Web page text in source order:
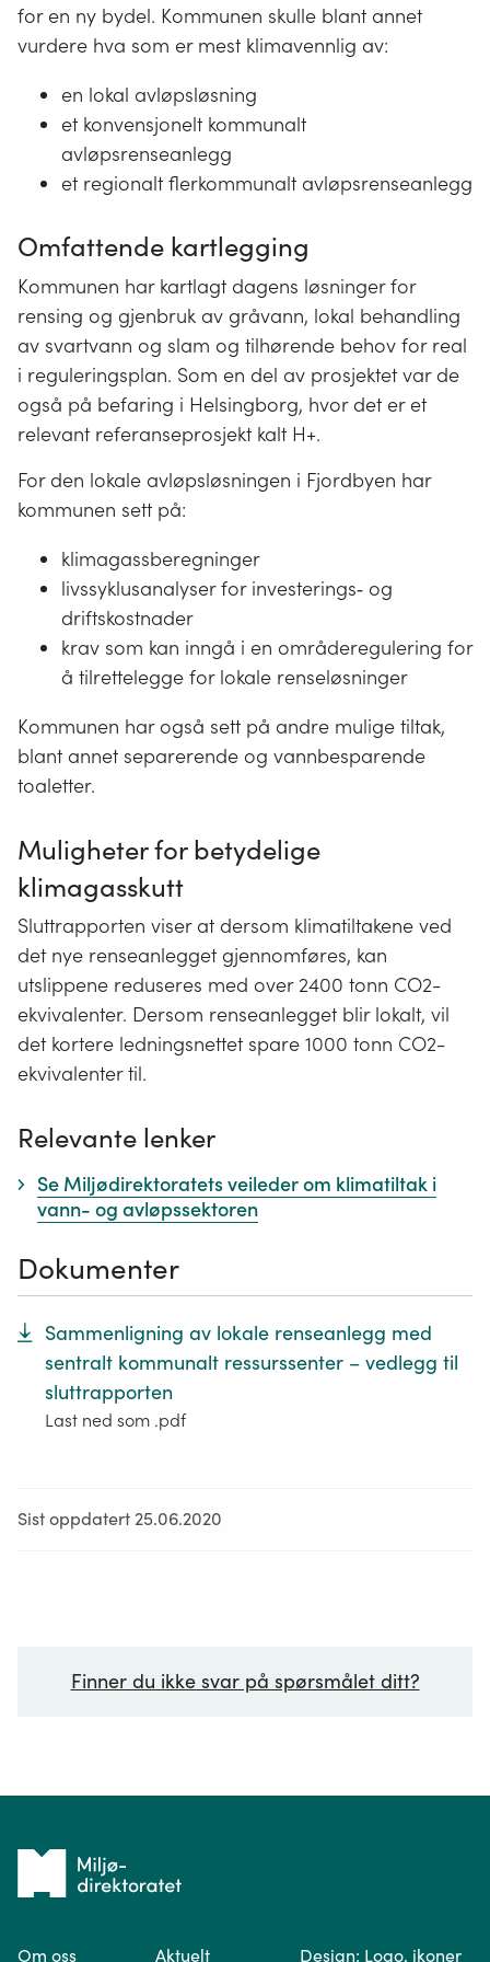
for en ny bydel. Kommunen skulle blant annet
vurdere hva som er mest klimavennlig av:
en lokal avløpsløsning
et konvensjonelt kommunalt
avløpsrenseanlegg
et regionalt flerkommunalt avløpsrenseanlegg
Omfattende kartlegging
Kommunen har kartlagt dagens løsninger for
rensing og gjenbruk av gråvann, lokal behandling
av svartvann og slam og tilhørende behov for real
i reguleringsplan. Som en del av prosjektet var de
også på befaring i Helsingborg, hvor det er et
relevant referanseprosjekt kalt H+.
For den lokale avløpsløsningen i Fjordbyen har
kommunen sett på:
klimagassberegninger
livssyklusanalyser for investerings‐ og
driftskostnader
krav som kan inngå i en områderegulering for
å tilrettelegge for lokale renseløsninger
Kommunen har også sett på andre mulige tiltak,
blant annet separerende og vannbesparende
toaletter.
Muligheter for betydelige
klimagasskutt
Sluttrapporten viser at dersom klimatiltakene ved
det nye renseanlegget gjennomføres, kan
utslippene reduseres med over 2400 tonn CO2-
ekvivalenter. Dersom renseanlegget blir lokalt, vil
det kortere ledningsnettet spare 1000 tonn CO2-
ekvivalenter til.
Relevante lenker
Se Miljødirektoratets veileder om klimatiltak i
vann- og avløpssektoren
Dokumenter
Sammenligning av lokale renseanlegg med
sentralt kommunalt ressurssenter – vedlegg til
sluttrapporten
Last ned som .pdf
Sist oppdatert 25.06.2020
Finner du ikke svar på spørsmålet ditt?
Tilbake
Om oss Aktuelt Design: Logo, ikoner